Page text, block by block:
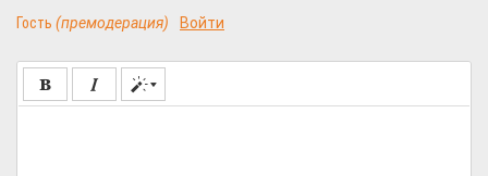
Гость (премодерация) Войти